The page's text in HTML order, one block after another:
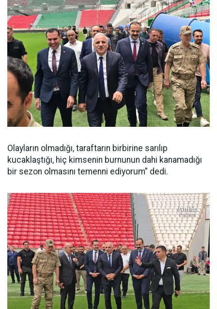
Olayların olmadığı, taraftarın birbirine sarılıp
kucaklaştığı, hiç kimsenin burnunun dahi kanamadığı
bir sezon olmasını temenni ediyorum” dedi.